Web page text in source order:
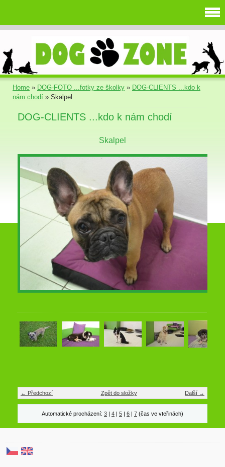
Home » DOG-FOTO ...fotky ze školky » DOG-CLIENTS ...kdo k
nám chodí » Skalpel
DOG-CLIENTS ...kdo k nám chodí
Skalpel
← Předchozí Další →
Zpět do složky
Automatické procházení: 3 4 5 6 7 (čas ve vteřinách)